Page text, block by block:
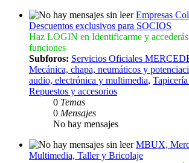
Empresas
Descuentos exclusivos para SOCIOS
Haz LOGIN en Identificarme y
funciones
Subforos: Servicios Oficiales
Mecánica, chapa, neumáticos y
audio, electrónica y multimedia,
Repuestos y accesorios
0 Temas
0 Mensajes
No hay mensajes
MBUX,
Multimedia, Taller y Bricolaje